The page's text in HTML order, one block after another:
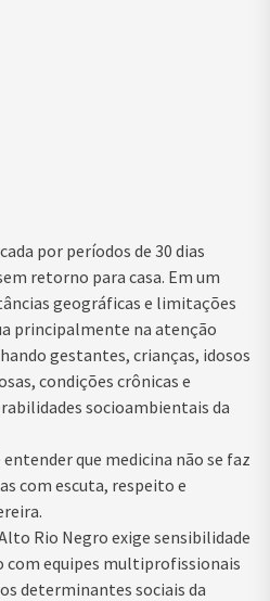
por períodos de 30 dias
retorno para casa. Em um
geográficas e limitações
principalmente na atenção
gestantes, crianças, idosos
condições crônicas e
socioambientais da
entender que medicina não se faz
com escuta, respeito e
Rio Negro exige sensibilidade
equipes multiprofissionais
determinantes sociais da